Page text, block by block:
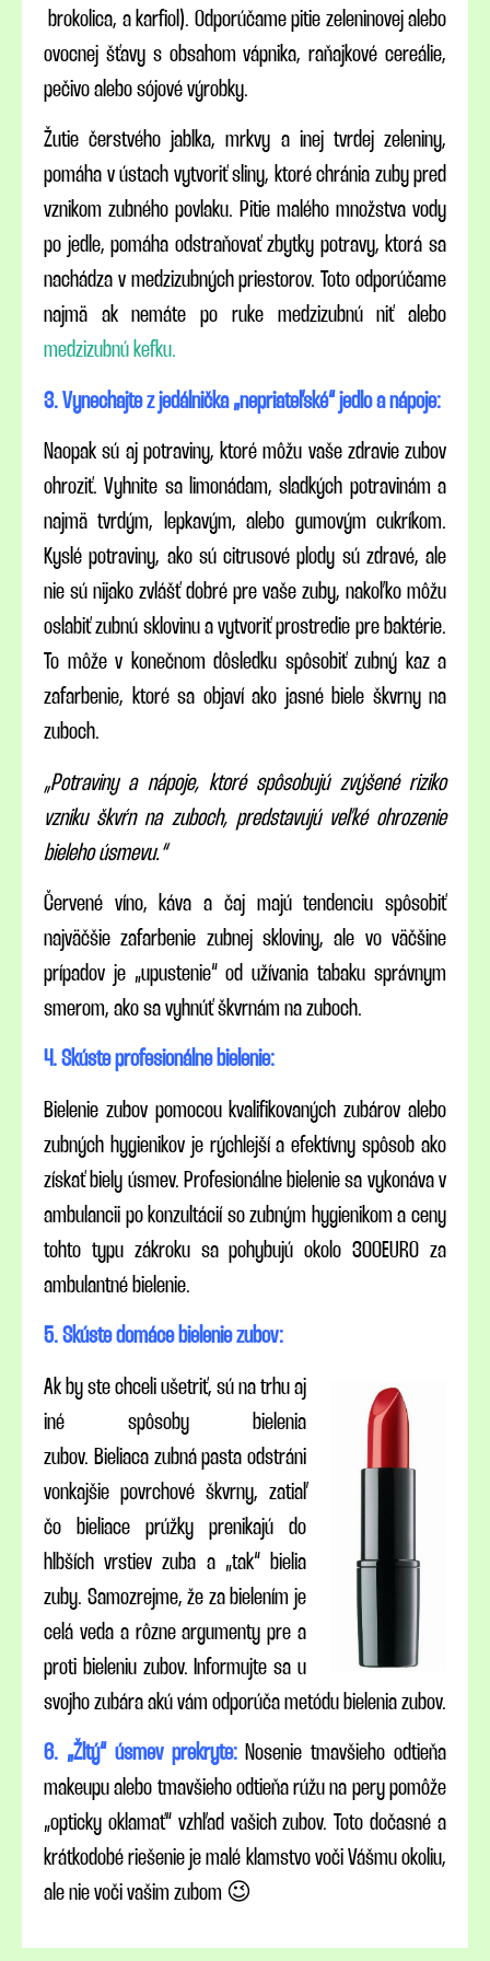
brokolica, a karfiol). Odporúčame pitie zeleninovej alebo
ovocnej šťavy s obsahom vápnika, raňajkové cereálie,
pečivo alebo sójové výrobky.
Žutie čerstvého jablka, mrkvy a inej tvrdej zeleniny,
pomáha v ústach vytvoriť sliny, ktoré chránia zuby pred
vznikom zubného povlaku. Pitie malého množstva vody
po jedle, pomáha odstraňovať zbytky potravy, ktorá sa
nachádza v medzizubných priestorov. Toto odporúčame
najmä ak nemáte po ruke medzizubnú niť alebo
medzizubnú kefku.
3. Vynechajte z jedálnička „nepriateľské“ jedlo a nápoje:
Naopak sú aj potraviny, ktoré môžu vaše zdravie zubov
ohroziť. Vyhnite sa limonádam, sladkých potravinám a
najmä tvrdým, lepkavým, alebo gumovým cukríkom.
Kyslé potraviny, ako sú citrusové plody sú zdravé, ale
nie sú nijako zvlášť dobré pre vaše zuby, nakoľko môžu
oslabiť zubnú sklovinu a vytvoriť prostredie pre baktérie.
To môže v konečnom dôsledku spôsobiť zubný kaz a
zafarbenie, ktoré sa objaví ako jasné biele škvrny na
zuboch.
„Potraviny a nápoje, ktoré spôsobujú zvýšené riziko
vzniku škvŕn na zuboch, predstavujú veľké ohrozenie
bieleho úsmevu.“
Červené víno​​, káva a čaj majú tendenciu spôsobiť
najväčšie zafarbenie zubnej skloviny, ale vo väčšine
prípadov je „upustenie“ od užívania tabaku správnym
smerom, ako sa vyhnúť škvrnám na zuboch.
4. Skúste profesionálne bielenie:
Bielenie zubov pomocou kvalifikovaných zubárov alebo
zubných hygienikov je rýchlejší a efektívny spôsob ako
získať biely úsmev. Profesionálne bielenie sa vykonáva v
ambulancii po konzultácií so zubným hygienikom a ceny
tohto typu zákroku sa pohybujú okolo 300EURO za
ambulantné bielenie.
5. Skúste domáce bielenie zubov:
Ak by ste chceli ušetriť, sú na trhu aj
iné spôsoby bielenia
zubov. Bieliaca zubná pasta odstráni
vonkajšie povrchové škvrny, zatiaľ
čo bieliace prúžky prenikajú do
hlbších vrstiev zuba a „tak“ bielia
zuby. Samozrejme, že za bielením je
celá veda a rôzne argumenty pre a
proti bieleniu zubov. Informujte sa u
svojho zubára akú vám odporúča metódu bielenia zubov.
6. „Žltý“ úsmev prekryte: Nosenie tmavšieho odtieňa
makeupu alebo tmavšieho odtieňa rúžu na pery pomôže
„opticky oklamať“ vzhľad vašich zubov. Toto dočasné a
krátkodobé riešenie je malé klamstvo voči Vášmu okoliu,
ale nie voči vašim zubom 😉